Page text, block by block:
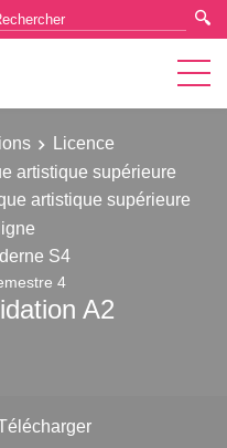
Licence
artistique supérieure
artistique supérieure
S4
4
A2